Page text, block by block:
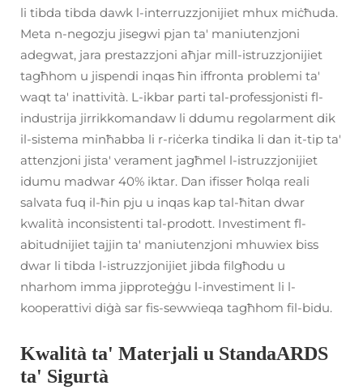
li tibda tibda dawk l-interruzzjonijiet mhux miċħuda.
Meta n-negozju jisegwi pjan ta' maniutenzjoni
adegwat, jara prestazzjoni aħjar mill-istruzzjonijiet
tagħhom u jispendi inqas ħin iffronta problemi ta'
waqt ta' inattività. L-ikbar parti tal-professjonisti fl-
industrija jirrikkomandaw li ddumu regolarment dik
il-sistema minħabba li r-riċerka tindika li dan it-tip ta'
attenzjoni jista' verament jagħmel l-istruzzjonijiet
idumu madwar 40% iktar. Dan ifisser ħolqa reali
salvata fuq il-ħin pju u inqas kap tal-ħitan dwar
kwalità inconsistenti tal-prodott. Investiment fl-
abitudnijiet tajjin ta' maniutenzjoni mhuwiex biss
dwar li tibda l-istruzzjonijiet jibda filgħodu u
nharhom imma jipproteġġu l-investiment li l-
kooperattivi diġà sar fis-sewwieqa tagħhom fil-bidu.
Kwalità ta' Materjali u StandaARDS
ta' Sigurtà